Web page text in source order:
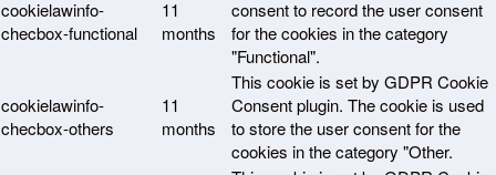
cookielawinfo-
checbox-functional
11
months
consent to record the user consent
for the cookies in the category
"Functional".
cookielawinfo-
checbox-others
11
months
This cookie is set by GDPR Cookie
Consent plugin. The cookie is used
to store the user consent for the
cookies in the category "Other.